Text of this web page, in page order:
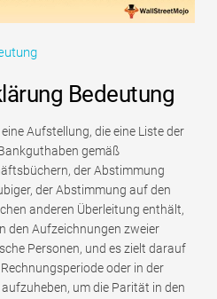
Bedeutung
Aufstellung, die eine Liste der
gemäß
der Abstimmung
der Abstimmung auf den
anderen Überleitung enthält,
den Aufzeichnungen zweier
Personen, und es zielt darauf
oder in der
um die Parität in den